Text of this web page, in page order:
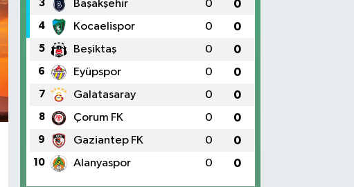
3 Başakşehir 0 0
4 Kocaelispor 0 0
5 Beşiktaş 0 0
6 Eyüpspor 0 0
7 Galatasaray 0 0
8 Çorum FK 0 0
9 Gaziantep FK 0 0
10 Alanyaspor 0 0